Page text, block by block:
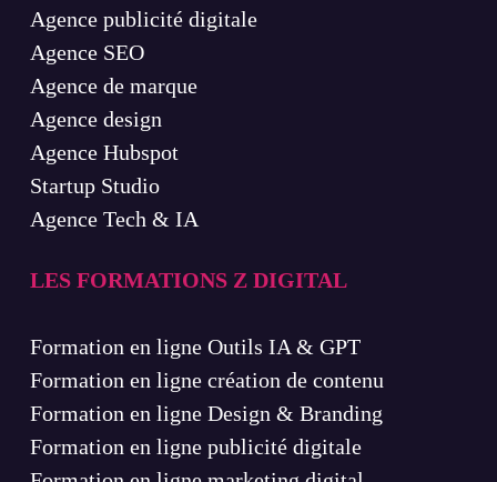
Agence publicité digitale
Agence SEO
Agence de marque
Agence design
Agence Hubspot
Startup Studio
Agence Tech & IA
LES FORMATIONS Z DIGITAL
Formation en ligne Outils IA & GPT
Formation en ligne création de contenu
Formation en ligne Design & Branding
Formation en ligne publicité digitale